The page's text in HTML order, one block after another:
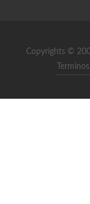
Copyrights ©